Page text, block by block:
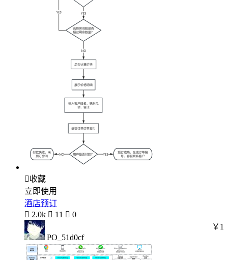
收藏
立即使用
酒店预订
 2.0k  11  0
PO_51d0cf
￥1